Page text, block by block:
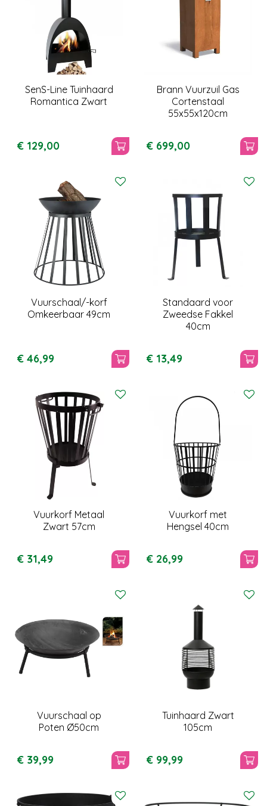
SenS-Line Tuinhaard
Romantica Zwart
€ 129,00
Brann Vuurzuil Gas
Cortenstaal
55x55x120cm
€ 699,00
Vuurschaal/-korf
Omkeerbaar 49cm
€ 46,99
Standaard voor
Zweedse Fakkel
40cm
€ 13,49
Vuurkorf Metaal
Zwart 57cm
€ 31,49
Vuurkorf met
Hengsel 40cm
€ 26,99
Vuurschaal op
Poten Ø50cm
€ 39,99
Tuinhaard Zwart
105cm
€ 99,99